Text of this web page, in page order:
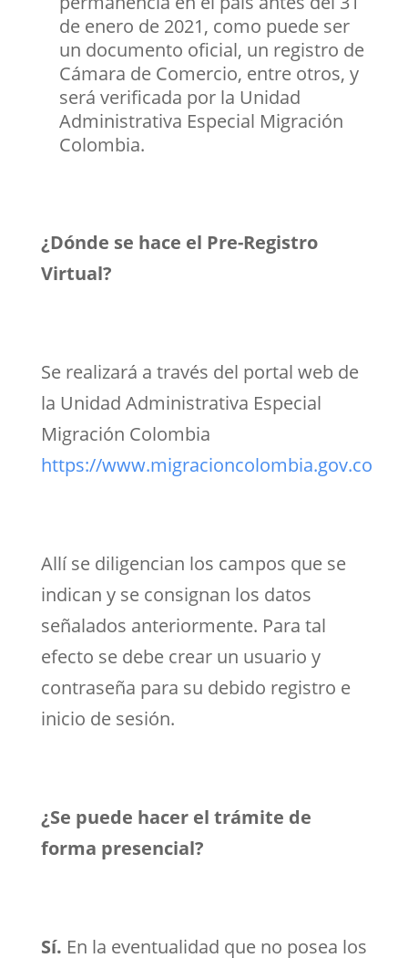
de enero de 2021, como puede ser
un documento oficial, un registro de
Cámara de Comercio, entre otros, y
será verificada por la Unidad
Administrativa Especial Migración
Colombia.
¿Dónde se hace el Pre-Registro
Virtual?
Se realizará a través del portal web de
la Unidad Administrativa Especial
Migración Colombia
https://www.migracioncolombia.gov.co
Allí se diligencian los campos que se
indican y se consignan los datos
señalados anteriormente. Para tal
efecto se debe crear un usuario y
contraseña para su debido registro e
inicio de sesión.
¿Se puede hacer el trámite de
forma presencial?
Sí. En la eventualidad que no posea los